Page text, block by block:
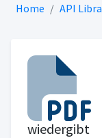
Home API
wiedergibt